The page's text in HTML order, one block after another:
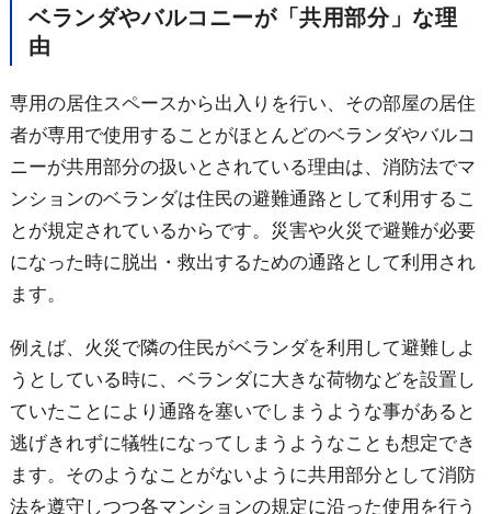
ベランダやバルコニーが「共用部分」な理
由
専用の居住スペースから出入りを行い、その部屋の居住
者が専用で使用することがほとんどのベランダやバルコ
ニーが共用部分の扱いとされている理由は、消防法でマ
ンションのベランダは住民の避難通路として利用するこ
とが規定されているからです。災害や火災で避難が必要
になった時に脱出・救出するための通路として利用され
ます。
例えば、火災で隣の住民がベランダを利用して避難しよ
うとしている時に、ベランダに大きな荷物などを設置し
ていたことにより通路を塞いでしまうような事があると
逃げきれずに犠牲になってしまうようなことも想定でき
ます。そのようなことがないように共用部分として消防
法を遵守しつつ各マンションの規定に沿った使用を行う